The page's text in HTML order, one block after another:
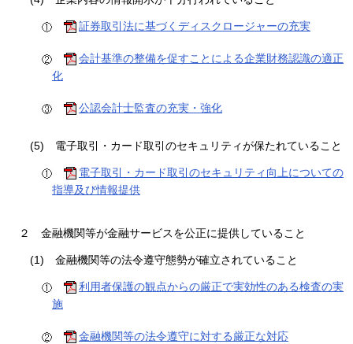
証券取引法に基づくディスクロージャーの充実
会計基準の整備を促すことによる企業財務認識の適正
化
公認会計士監査の充実・強化
(5) 電子取引・カード取引のセキュリティが保たれていること
電子取引・カード取引のセキュリティ向上についての
指導及び情報提供
２ 金融機関等が金融サービスを公正に提供していること
(1) 金融機関等の法令遵守態勢が確立されていること
利用者保護の観点からの厳正で実効性のある検査の実
施
金融機関等の法令遵守に対する厳正な対応